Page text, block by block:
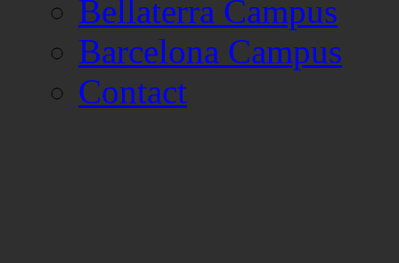
Bellaterra Campus
Barcelona Campus
Contact